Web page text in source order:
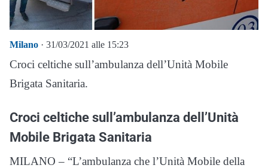
Milano · 31/03/2021 alle 15:23
Croci celtiche sull’ambulanza dell’Unità Mobile
Brigata Sanitaria.
Croci celtiche sull’ambulanza dell’Unità
Mobile Brigata Sanitaria
MILANO – “L’ambulanza che l’Unità Mobile della